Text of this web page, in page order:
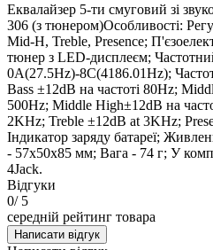
Еквалайзер 5-ти смуговий зі
306 (з тюнером)Особливості:
Mid-H, Treble, Presence;
тюнер з LED-дисплеєм;
0A(27.5Hz)-8C(4186.01Hz);
Bass ±12dB на частоті 80Hz;
500Hz; Middle High±12dB на
2KHz; Treble ±12dB at 3KHz;
Індикатор заряду батареї;
- 57х50х85 мм; Вага - 74 г; У
4Jack.
Відгуки
0/ 5
середній рейтинг товара
Написати відгук